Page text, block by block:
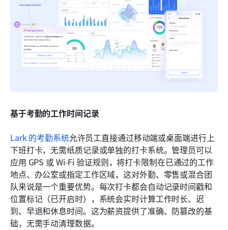
基于考勤的工作时间记录
Lark 的考勤系统允许员工直接通过移动端或桌面端进行上
下班打卡，无需纸质记录或单独的打卡系统。管理员可以
应用 GPS 或 Wi-Fi 验证规则，将打卡限制在已通过的工作
地点、办公室或指定工作区域，这对外勤、零售或混合团
队来说是一个重要优势。每次打卡都会自动记录时间戳和
位置标记（已开启时），系统会实时计算工作时长、迟
到、早退和休息时间。这为薪资提供了准确、防篡改的基
础，无需手动清理数据。